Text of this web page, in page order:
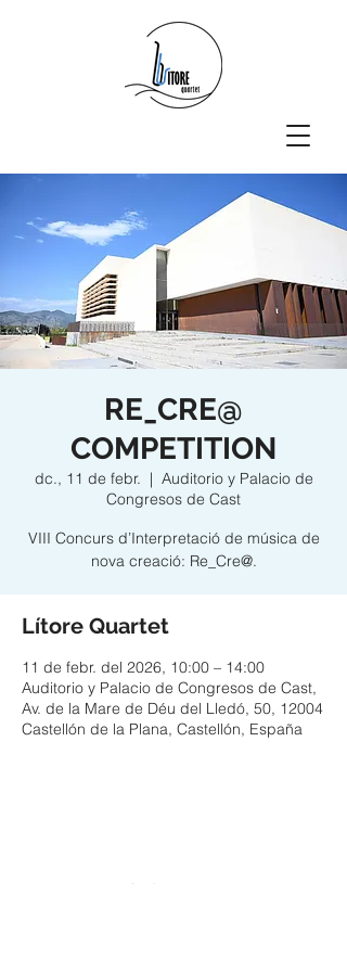
RE_CRE@
COMPETITION
dc., 11 de febr.
  |
Auditorio y Palacio de
Congresos de Cast
VIII Concurs d’Interpretació de música de
nova creació: Re_Cre@.
Lítore Quartet
11 de febr. del 2026, 10:00 – 14:00
Auditorio y Palacio de Congresos de Cast,
Av. de la Mare de Déu del Lledó, 50, 12004
Castellón de la Plana, Castellón, España